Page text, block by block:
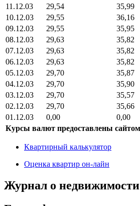
11.12.03
29,54
35,99
10.12.03
29,55
36,16
09.12.03
29,55
35,95
08.12.03
29,63
35,82
07.12.03
29,63
35,82
06.12.03
29,63
35,82
05.12.03
29,70
35,87
04.12.03
29,70
35,90
03.12.03
29,70
35,57
02.12.03
29,70
35,66
01.12.03
0,00
0,00
Курсы валют предоставлены
Квартирный калькулятор
Оценка квартир он-лайн
Журнал о недвижимости